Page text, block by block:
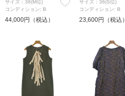
サイズ：38(M位)
コンディション: B
44,000円（税込）
サイズ：36(S位)
コンディション: B
23,600円（税込）